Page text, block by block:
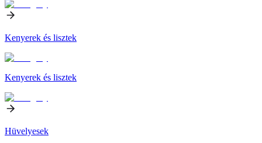
Kenyerek és lisztek
Kenyerek és lisztek
Hüvelyesek